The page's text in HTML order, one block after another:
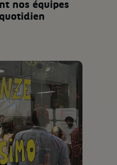
nos équipes